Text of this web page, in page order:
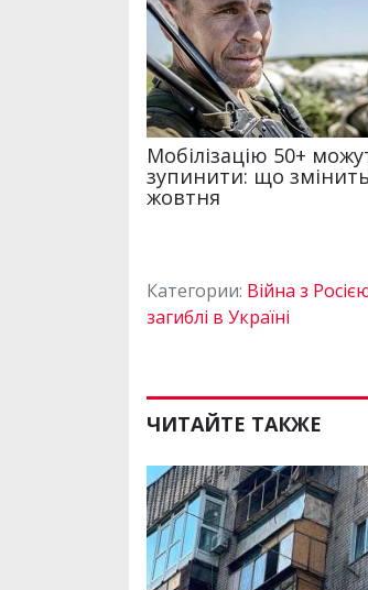
Категории: Війна з
загиблі в Україні
ЧИТАЙТЕ ТАКЖЕ